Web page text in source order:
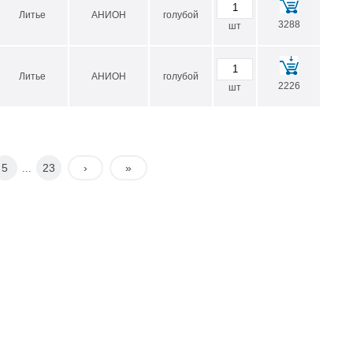
производства по доступным ценам и на удобных
Литье АНИОН
голубой
шт
3288
Литье АНИОН
голубой
шт
2226
5 ... 23 › »